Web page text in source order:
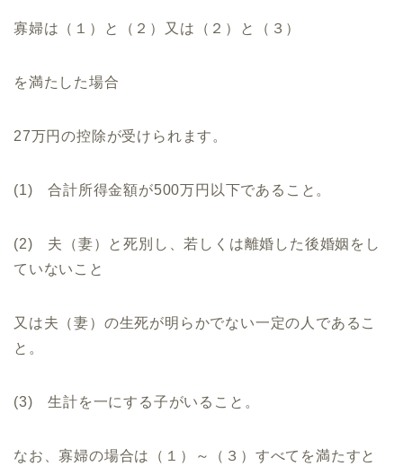
寡婦は（１）と（２）又は（２）と（３）
を満たした場合
27万円の控除が受けられます。
(1) 合計所得金額が500万円以下であること。
(2) 夫（妻）と死別し、若しくは離婚した後婚姻をし
ていないこと
又は夫（妻）の生死が明らかでない一定の人であるこ
と。
(3) 生計を一にする子がいること。
なお、寡婦の場合は（１）～（３）すべてを満たすと